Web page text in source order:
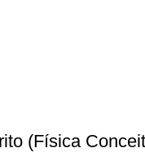
(Física